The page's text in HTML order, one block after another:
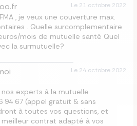
Le 21 octobre 2022
, je veux une couverture max.
. Quelle surcomplementaire
mois de mutuelle santé Quel
la surmutuelle?
Le 24 octobre 2022
experts à la mutuelle
94 67 (appel gratuit & sans
à toutes vos questions, et
contrat adapté à vos